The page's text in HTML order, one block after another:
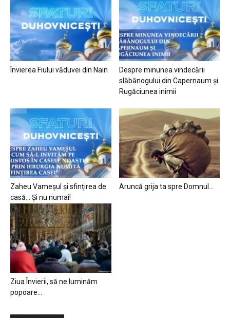
Învierea Fiului văduvei din Nain
Despre minunea vindecării
slăbănogului din Capernaum și
Rugăciunea inimii
Zaheu Vameșul și sfințirea de
casă… Și nu numai!
Aruncă grija ta spre Domnul…
Ziua Învierii, să ne luminăm
popoare…